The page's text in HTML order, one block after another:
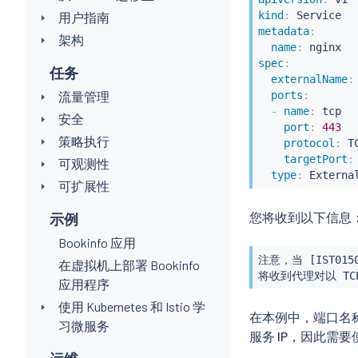
用户指南
架构
任务
流量管理
安全
策略执行
可观测性
可扩展性
示例
Bookinfo 应用
在虚拟机上部署 Bookinfo
应用程序
使用 Kubernetes 和 Istio 学
习微服务
kind :
Service
metadata:
name:
nginx
spec:
externalName:
ports :
-
name:
tcp
port :
443
protocol :
targetPort :
type:
您将收到以下信息
注意，当
将收到代理对以
在本例中，端口名
服务 IP，因此需要